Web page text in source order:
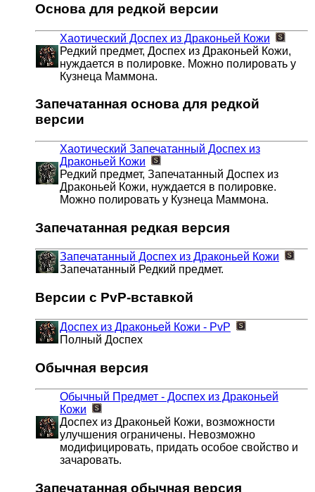
Основа для редкой версии
Хаотический Доспех из Драконьей Кожи
Редкий предмет, Доспех из Драконьей Кожи,
нуждается в полировке. Можно полировать у
Кузнеца Маммона.
Запечатанная основа для редкой
версии
Хаотический Запечатанный Доспех из
Драконьей Кожи
Редкий предмет, Запечатанный Доспех из
Драконьей Кожи, нуждается в полировке.
Можно полировать у Кузнеца Маммона.
Запечатанная редкая версия
Запечатанный Доспех из Драконьей Кожи
Запечатанный Редкий предмет.
Версии с PvP-вставкой
Доспех из Драконьей Кожи - PvP
Полный Доспех
Обычная версия
Обычный Предмет - Доспех из Драконьей
Кожи
Доспех из Драконьей Кожи, возможности
улучшения ограничены. Невозможно
модифицировать, придать особое свойство и
зачаровать.
Запечатанная обычная версия